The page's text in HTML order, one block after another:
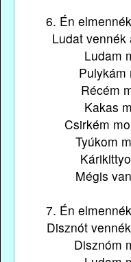
6. Én
Ludat vennék
Ludam
Pulykám
Récém
Kakas
Csirkém
Tyúkom
Mégis
7. Én
Disznót
Disznóm